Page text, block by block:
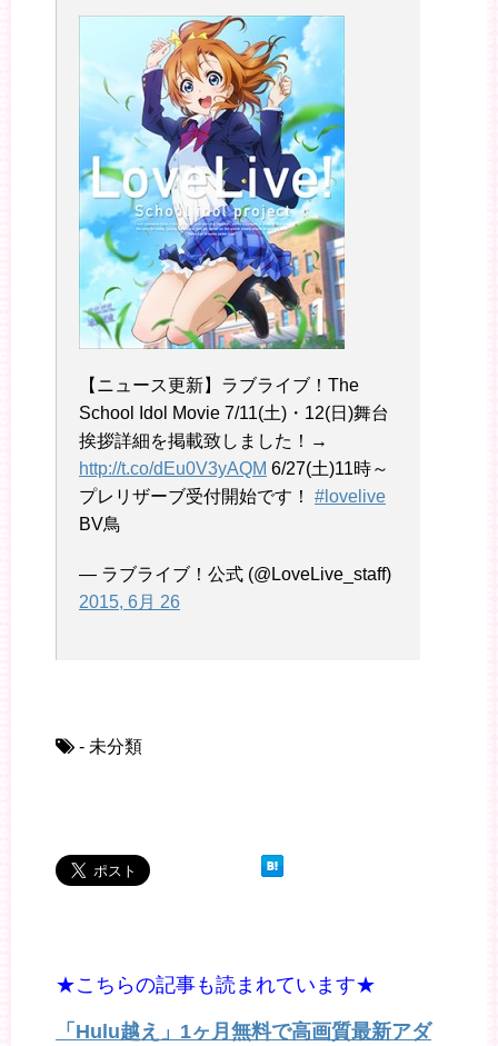
【ニュース更新】ラブライブ！The
School Idol Movie 7/11(土)・12(日)舞台
挨拶詳細を掲載致しました！→
http://t.co/dEu0V3yAQM 6/27(土)11時～
プレリザーブ受付開始です！ #lovelive
BV鳥
— ラブライブ！公式 (@LoveLive_staff)
2015, 6月 26
- 未分類
★こちらの記事も読まれています★
「Hulu越え」1ヶ月無料で高画質最新アダ